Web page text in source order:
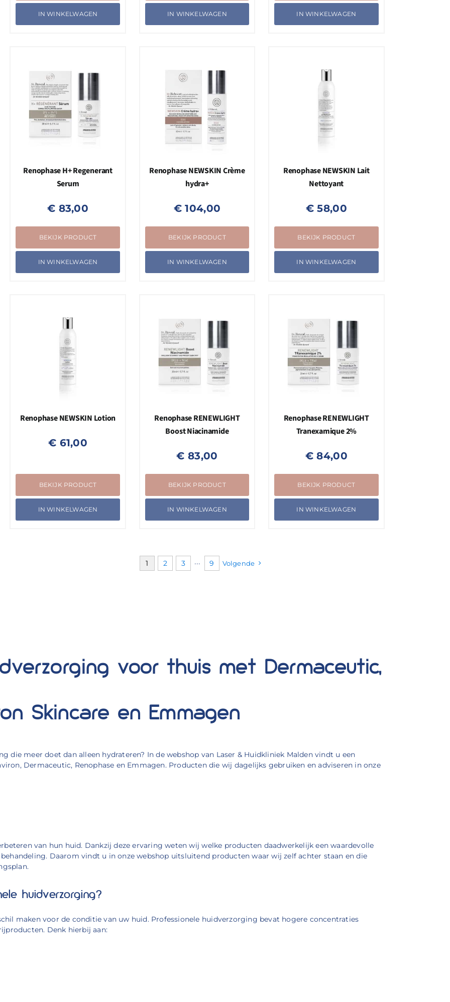
IN WINKELWAGEN IN WINKELWAGEN IN WINKELWAGEN
Renophase H+ Regenerant
Serum
€ 83,00
BEKIJK PRODUCT
IN WINKELWAGEN
Renophase NEWSKIN Crème
hydra+
€ 104,00
BEKIJK PRODUCT
IN WINKELWAGEN
Renophase NEWSKIN Lait
Nettoyant
€ 58,00
BEKIJK PRODUCT
IN WINKELWAGEN
Renophase NEWSKIN Lotion
€ 61,00
BEKIJK PRODUCT
IN WINKELWAGEN
Renophase RENEWLIGHT
Boost Niacinamide
€ 83,00
BEKIJK PRODUCT
IN WINKELWAGEN
Renophase RENEWLIGHT
Tranexamique 2%
€ 84,00
BEKIJK PRODUCT
IN WINKELWAGEN
1 2 3 ··· 9 Volgende
voor thuis met Dermaceutic,
Skincare en Emmagen
die meer doet dan alleen hydrateren? In de webshop van Laser & Huidkliniek Malden vindt u een
Dermaceutic, Renophase en Emmagen. Producten die wij dagelijks gebruiken en adviseren in onze
van hun huid. Dankzij deze ervaring weten wij welke producten daadwerkelijk een waardevolle
Daarom vindt u in onze webshop uitsluitend producten waar wij zelf achter staan en die
huidverzorging?
maken voor de conditie van uw huid. Professionele huidverzorging bevat hogere concentraties
Denk hierbij aan: